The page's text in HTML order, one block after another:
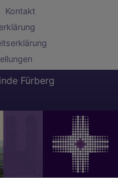
Kontakt
Fürberg